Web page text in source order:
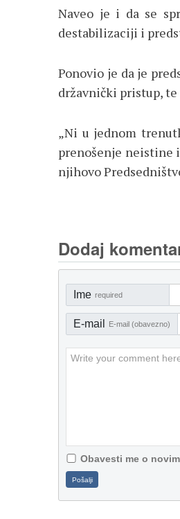
Naveo je i da se
destabilizaciji i
Ponovio je da je
državnički pristup,
„Ni u jednom
prenošenje neistine
njihovo
Dodaj
Ime required
E-mail E-mail (obavezno)
Obavesti me o
Pošalji